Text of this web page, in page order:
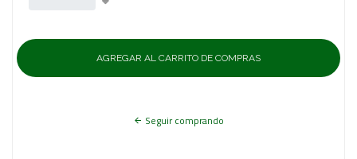
Seguir comprando